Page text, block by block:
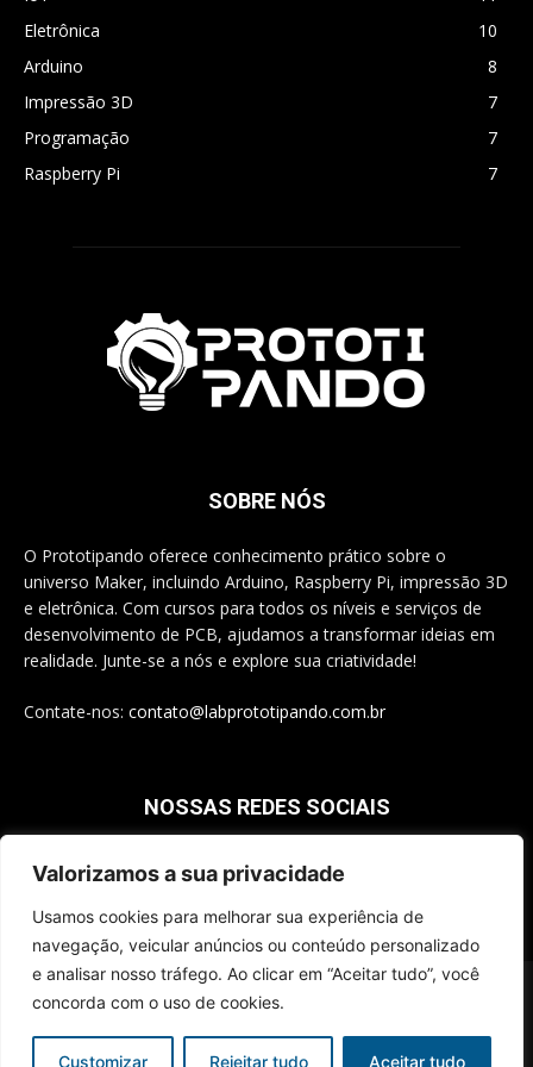
Valorizamos a sua privacidade
Usamos cookies para melhorar sua experiência de
navegação, veicular anúncios ou conteúdo personalizado
e analisar nosso tráfego. Ao clicar em “Aceitar tudo”, você
concorda com o uso de cookies.
Customizar Rejeitar tudo Aceitar tudo
Eletrônica
10
Arduino
8
Impressão 3D
7
Programação
7
Raspberry Pi
7
SOBRE NÓS
O Prototipando oferece conhecimento prático sobre o
universo Maker, incluindo Arduino, Raspberry Pi, impressão 3D
e eletrônica. Com cursos para todos os níveis e serviços de
desenvolvimento de PCB, ajudamos a transformar ideias em
realidade. Junte-se a nós e explore sua criatividade!
Contate-nos: contato@labprototipando.com.br
NOSSAS REDES SOCIAIS
© 2025 - Todos os Direitos Reservados ao Prototipando - CNPJ
34.297.808/0001-02
Contatos Disclaimer Fale Conosco Política de Privacidade